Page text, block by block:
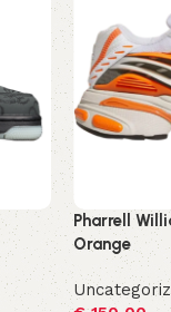
Pharrell
Orange